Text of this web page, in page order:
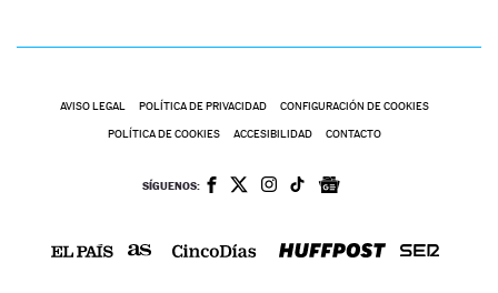
AVISO LEGAL POLÍTICA DE PRIVACIDAD CONFIGURACIÓN DE COOKIES
POLÍTICA DE COOKIES ACCESIBILIDAD CONTACTO
SÍGUENOS: